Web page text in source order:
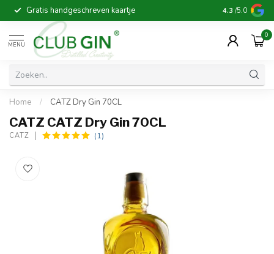
Gratis handgeschreven kaartje Voor 16:00
4.3 /5.0
MENU
0
Home / CATZ Dry Gin 70CL
CATZ CATZ Dry Gin 70CL
CATZ (1)